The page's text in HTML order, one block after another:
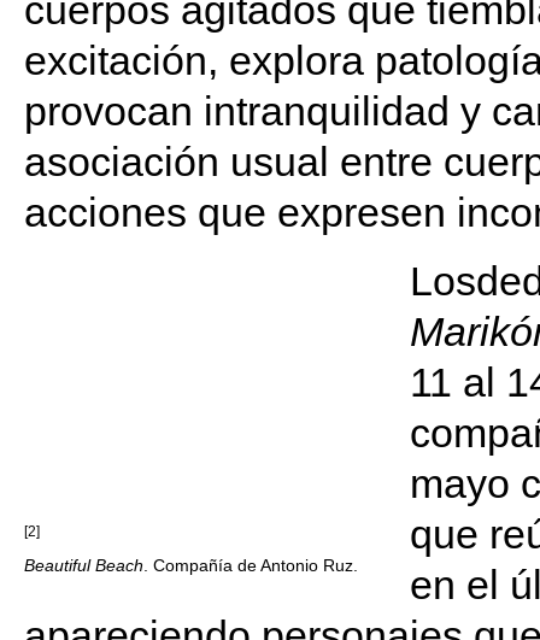
cuerpos agitados que
excitación, explora
provocan intranquilidad y
asociación usual entre
acciones que expresen
[2]
Beautiful Beach . Compañía de Antonio Ruz.
11 al
mayo
que
en el